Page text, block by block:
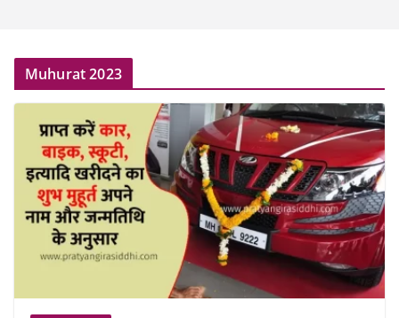
Muhurat 2023